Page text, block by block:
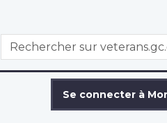
WxT
Search
Rechercher
Se connecter à